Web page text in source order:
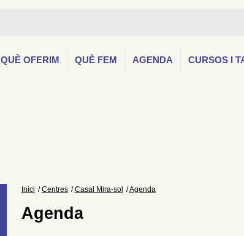
QUÈ OFERIM QUÈ FEM AGENDA CURSOS I
Inici Centres Casal Mira-sol Agenda
Agenda